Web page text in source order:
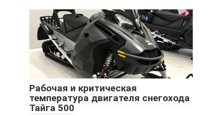
Рабочая и критическая
температура двигателя снегохода
Тайга 500